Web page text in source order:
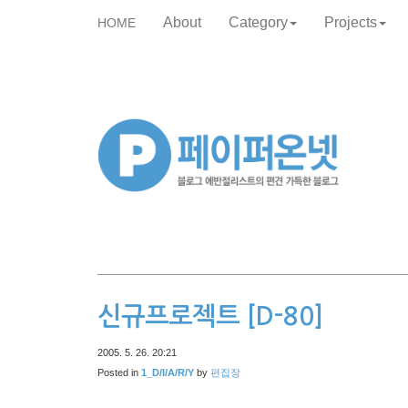
HOME About Category Projects
신규프로젝트 [D-80]
2005. 5. 26. 20:21
Posted in 1_D/I/A/R/Y by 편집장